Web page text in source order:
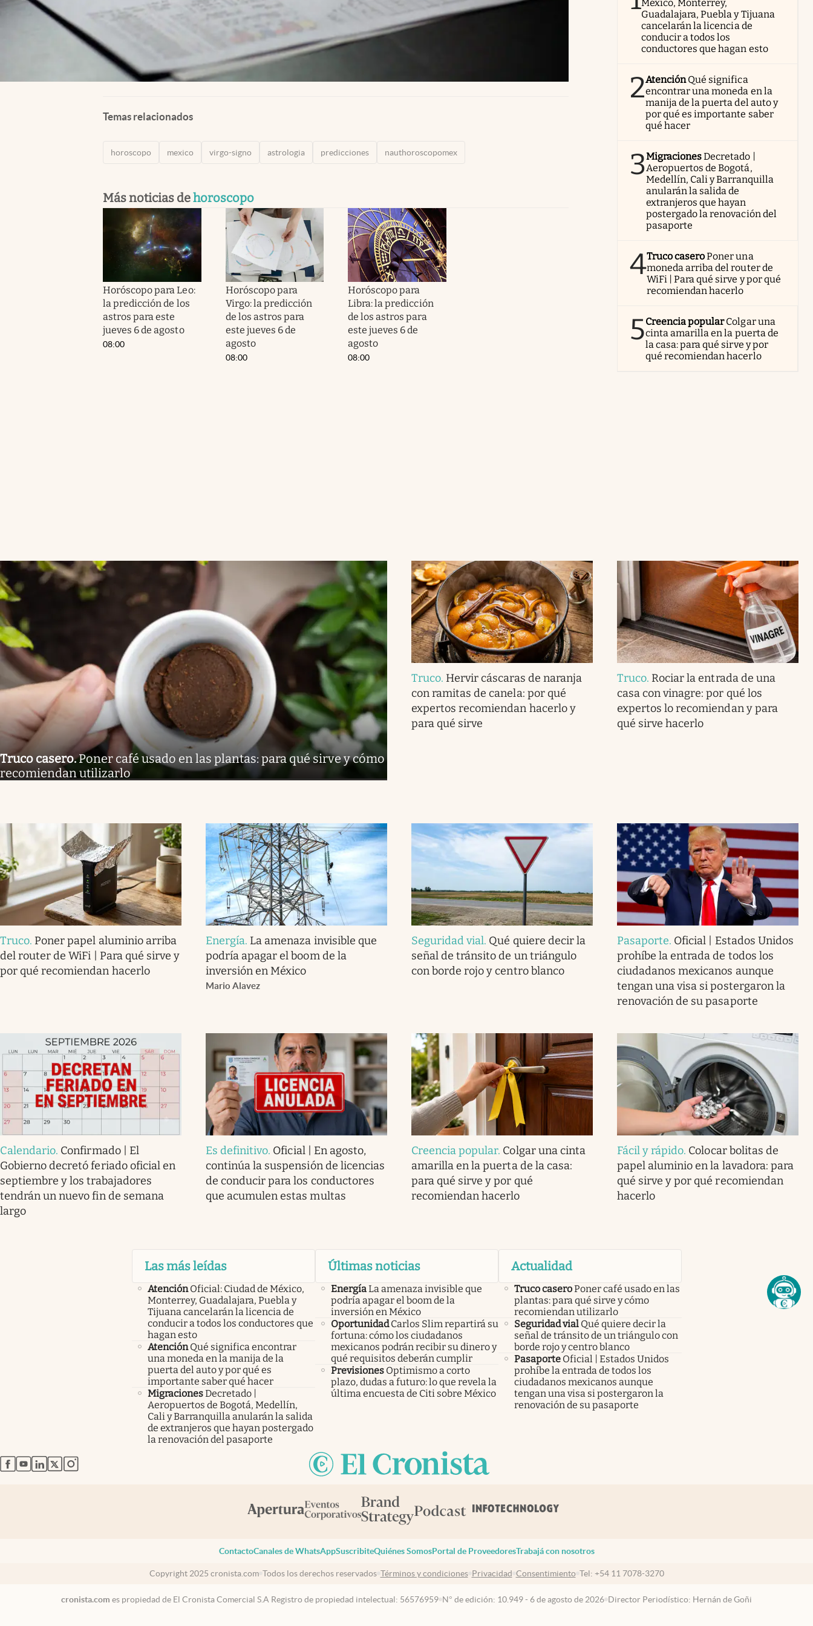
Temas relacionados
horoscopo mexico virgo-signo astrologia predicciones nauthoroscopomex
Más noticias dehoroscopo
Horóscopo para Leo:
la predicción de los
astros para este
jueves 6 de agosto
08:00
Horóscopo para
Virgo: la predicción
de los astros para
este jueves 6 de
agosto
08:00
Horóscopo para
Libra: la predicción
de los astros para
este jueves 6 de
agosto
08:00
México, Monterrey,
Guadalajara, Puebla y Tijuana
cancelarán la licencia de
conducir a todos los
conductores que hagan esto
2AtenciónQué significa
encontrar una moneda en la
manija de la puerta del auto y
por qué es importante saber
qué hacer
3MigracionesDecretado |
Aeropuertos de Bogotá,
Medellín, Cali y Barranquilla
anularán la salida de
extranjeros que hayan
postergado la renovación del
pasaporte
4Truco caseroPoner una
moneda arriba del router de
WiFi | Para qué sirve y por qué
recomiendan hacerlo
5Creencia popularColgar una
cinta amarilla en la puerta de
la casa: para qué sirve y por
qué recomiendan hacerlo
Truco casero.Poner café usado en las plantas: para qué sirve y cómo
recomiendan utilizarlo
Truco. Hervir cáscaras de naranja
con ramitas de canela: por qué
expertos recomiendan hacerlo y
para qué sirve
Truco. Rociar la entrada de una
casa con vinagre: por qué los
expertos lo recomiendan y para
qué sirve hacerlo
Truco. Poner papel aluminio arriba
del router de WiFi | Para qué sirve y
por qué recomiendan hacerlo
Energía. La amenaza invisible que
podría apagar el boom de la
inversión en México
Mario Alavez
Seguridad vial. Qué quiere decir la
señal de tránsito de un triángulo
con borde rojo y centro blanco
Pasaporte. Oficial | Estados Unidos
prohíbe la entrada de todos los
ciudadanos mexicanos aunque
tengan una visa si postergaron la
renovación de su pasaporte
Calendario. Confirmado | El
Gobierno decretó feriado oficial en
septiembre y los trabajadores
tendrán un nuevo fin de semana
largo
Es definitivo. Oficial | En agosto,
continúa la suspensión de licencias
de conducir para los conductores
que acumulen estas multas
Creencia popular. Colgar una cinta
amarilla en la puerta de la casa:
para qué sirve y por qué
recomiendan hacerlo
Fácil y rápido. Colocar bolitas de
papel aluminio en la lavadora: para
qué sirve y por qué recomiendan
hacerlo
Las más leídas
Atención Oficial: Ciudad de México,
Monterrey, Guadalajara, Puebla y
Tijuana cancelarán la licencia de
conducir a todos los conductores que
hagan esto
Atención Qué significa encontrar
una moneda en la manija de la
puerta del auto y por qué es
importante saber qué hacer
MigracionesDecretado |
Aeropuertos de Bogotá, Medellín,
Cali y Barranquilla anularán la salida
de extranjeros que hayan postergado
la renovación del pasaporte
Últimas noticias
EnergíaLa amenaza invisible que
podría apagar el boom de la
inversión en México
Oportunidad Carlos Slim repartirá su
fortuna: cómo los ciudadanos
mexicanos podrán recibir su dinero y
qué requisitos deberán cumplir
Previsiones Optimismo a corto
plazo, dudas a futuro: lo que revela la
última encuesta de Citi sobre México
Actualidad
Truco caseroPoner café usado en las
plantas: para qué sirve y cómo
recomiendan utilizarlo
Seguridad vial Qué quiere decir la
señal de tránsito de un triángulo con
borde rojo y centro blanco
Pasaporte Oficial | Estados Unidos
prohíbe la entrada de todos los
ciudadanos mexicanos aunque
tengan una visa si postergaron la
renovación de su pasaporte
abre en nueva pestaña
abre en nueva pestaña
abre en nueva pestaña
abre en nueva pestaña
abre en nueva pestaña
ContactoCanales de WhatsAppSuscribiteQuiénes SomosPortal de ProveedoresTrabajá con nosotros
Copyright 2025 cronista.com Todos los derechos reservados Términos y condiciones Privacidad Consentimiento Tel: +54 11 7078-3270
cronista.com es propiedad de El Cronista Comercial S.A Registro de propiedad intelectual: 56576959 N° de edición: 10.949 - 6 de agosto de 2026 Director Periodístico: Hernán de Goñi